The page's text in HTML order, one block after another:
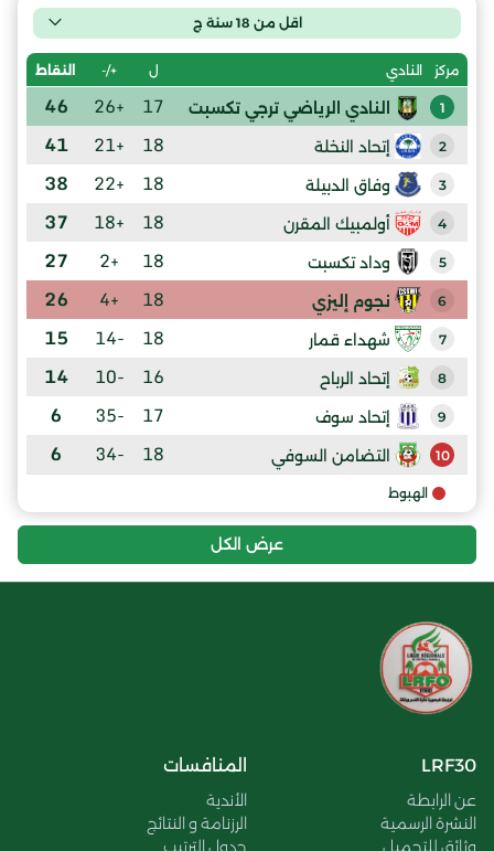
اقل من 18 سنة ج
مركز النادي ل +/- النقاط
1 النادي الرياضي ترجي تكسبت 17
+26
46
2 إتحاد النخلة 18
+21
41
3 وفاق الدبيلة 18
+22
38
4 أولمبيك المقرن 18
+18
37
5 وداد تكسبت 18
+2
27
6 نجوم إليزي 18
+4
26
7 شهداء قمار 18
-14
15
8 إتحاد الرباح 16
-10
14
9 إتحاد سوف 17
-35
6
10 التضامن السوفي 18
-34
6
الهبوط
عرض الكل
LRF30
عن الرابطة
النشرة الرسمية
وثائق للتحميل
المنافسات
الأندية
الرزنامة و النتائج
جدول الترتيب